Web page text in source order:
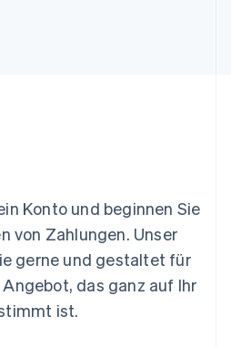
Konto und beginnen Sie
von Zahlungen. Unser
gerne und gestaltet für
das ganz auf Ihr
ist.